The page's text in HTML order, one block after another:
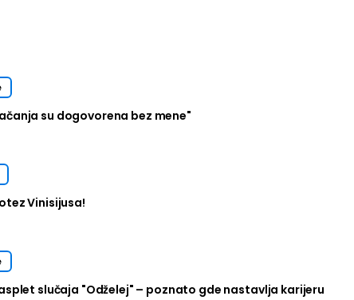
su dogovorena bez mene"
Vinisijusa!
slučaja "Odželej" – poznato gde nastavlja karijeru